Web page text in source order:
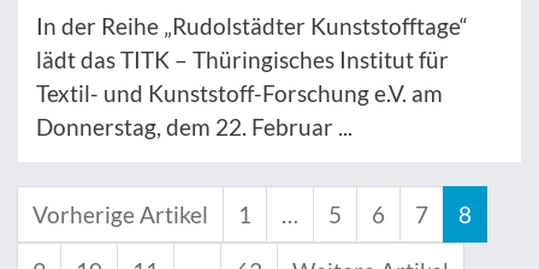
In der Reihe „Rudolstädter Kunststofftage“
lädt das TITK – Thüringisches Institut für
Textil- und Kunststoff-Forschung e.V. am
Donnerstag, dem 22. Februar ...
Vorherige Artikel 1 … 5 6 7 8